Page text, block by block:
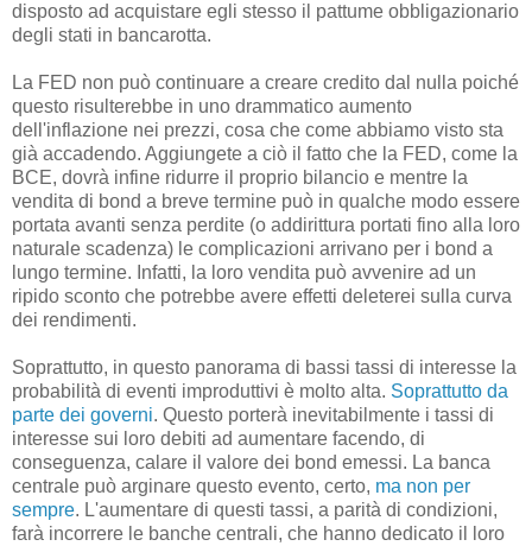
disposto ad acquistare egli stesso il pattume obbligazionario
degli stati in bancarotta.
La FED non può continuare a creare credito dal nulla poiché
questo risulterebbe in uno drammatico aumento
dell'inflazione nei prezzi, cosa che come abbiamo visto sta
già accadendo. Aggiungete a ciò il fatto che la FED, come la
BCE, dovrà infine ridurre il proprio bilancio e mentre la
vendita di bond a breve termine può in qualche modo essere
portata avanti senza perdite (o addirittura portati fino alla loro
naturale scadenza) le complicazioni arrivano per i bond a
lungo termine. Infatti, la loro vendita può avvenire ad un
ripido sconto che potrebbe avere effetti deleterei sulla curva
dei rendimenti.
Soprattutto, in questo panorama di bassi tassi di interesse la
probabilità di eventi improduttivi è molto alta. Soprattutto da
parte dei governi. Questo porterà inevitabilmente i tassi di
interesse sui loro debiti ad aumentare facendo, di
conseguenza, calare il valore dei bond emessi. La banca
centrale può arginare questo evento, certo, ma non per
sempre. L'aumentare di questi tassi, a parità di condizioni,
farà incorrere le banche centrali, che hanno dedicato il loro